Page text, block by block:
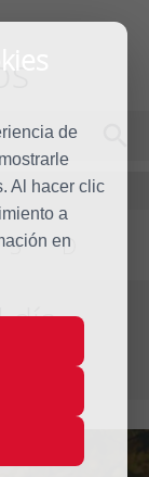
de
Al hacer clic
a
en
S D
día